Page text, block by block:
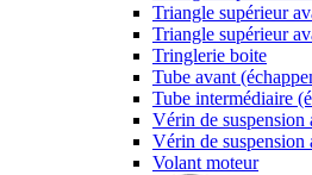
Triangle supérieur
Triangle supérieur
Tringlerie boite
Tube avant
Tube intermédiaire
Vérin de suspension
Vérin de suspension
Volant moteur